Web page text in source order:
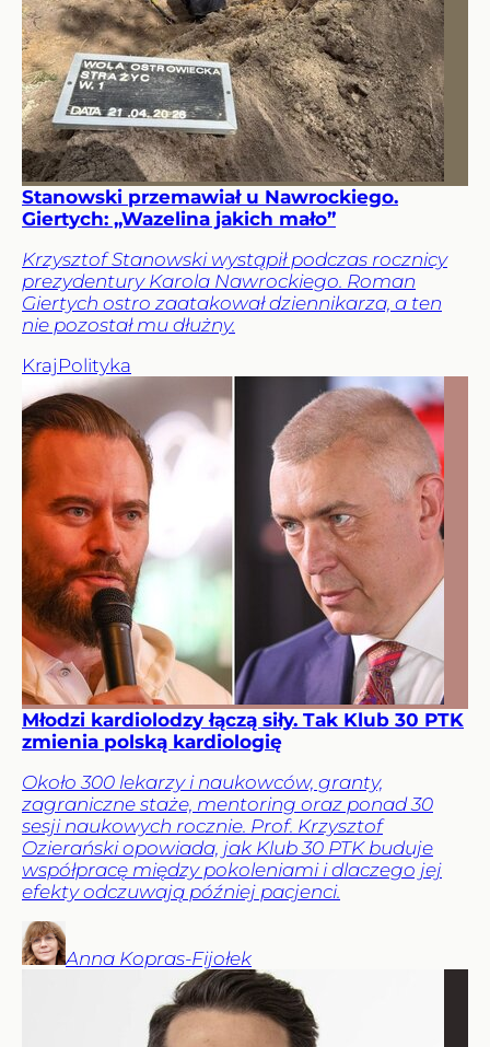
Stanowski przemawiał u Nawrockiego.
Giertych: „Wazelina jakich mało”
Krzysztof Stanowski wystąpił podczas rocznicy
prezydentury Karola Nawrockiego. Roman
Giertych ostro zaatakował dziennikarza, a ten
nie pozostał mu dłużny.
Kraj Polityka
Młodzi kardiolodzy łączą siły. Tak Klub 30 PTK
zmienia polską kardiologię
Około 300 lekarzy i naukowców, granty,
zagraniczne staże, mentoring oraz ponad 30
sesji naukowych rocznie. Prof. Krzysztof
Ozierański opowiada, jak Klub 30 PTK buduje
współpracę między pokoleniami i dlaczego jej
efekty odczuwają później pacjenci.
Anna Kopras-Fijołek